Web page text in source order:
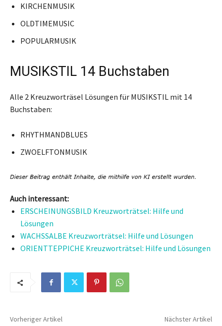
KIRCHENMUSIK
OLDTIMEMUSIC
POPULARMUSIK
MUSIKSTIL 14 Buchstaben
Alle 2 Kreuzworträsel Lösungen für MUSIKSTIL mit 14
Buchstaben:
RHYTHMANDBLUES
ZWOELFTONMUSIK
Auch interessant:
ERSCHEINUNGSBILD Kreuzworträtsel: Hilfe und
Lösungen
WACHSSALBE Kreuzworträtsel: Hilfe und Lösungen
ORIENTTEPPICHE Kreuzworträtsel: Hilfe und Lösungen
Vorheriger Artikel Nächster Artikel